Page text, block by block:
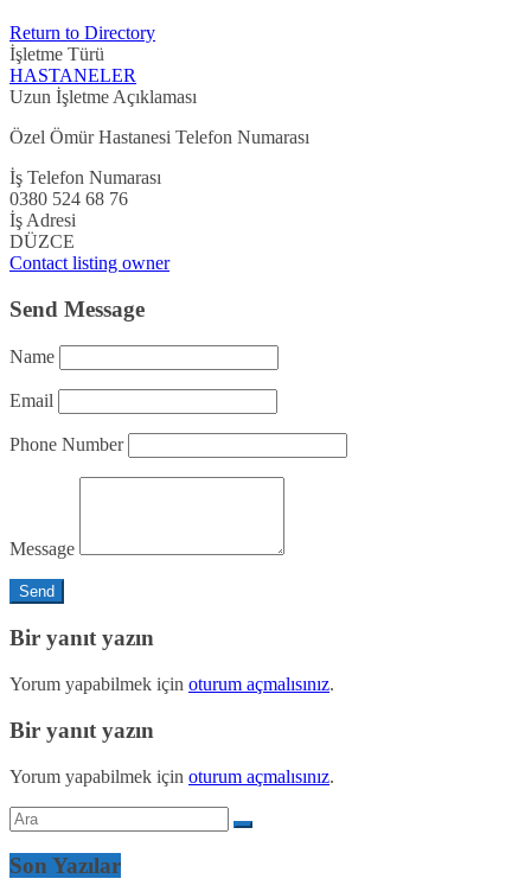
Return to Directory
İşletme Türü
HASTANELER
Uzun İşletme Açıklaması
Özel Ömür Hastanesi Telefon Numarası
İş Telefon Numarası
0380 524 68 76
İş Adresi
DÜZCE
Contact listing owner
Send Message
Name
Email
Phone Number
Message
Bir yanıt yazın
Yorum yapabilmek için oturum açmalısınız.
Bir yanıt yazın
Yorum yapabilmek için oturum açmalısınız.
Son Yazılar